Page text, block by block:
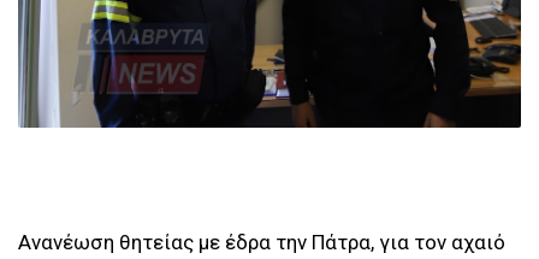
Ανανέωση θητείας με έδρα την Πάτρα, για τον αχαιό